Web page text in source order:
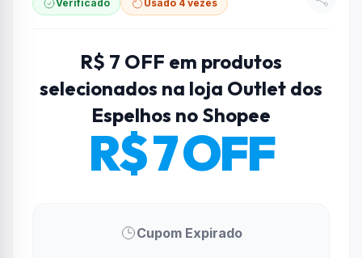
Verificado Usado 4 vezes
R$ 7 OFF em produtos
selecionados na loja Outlet dos
Espelhos no Shopee
R$ 7 OFF
Cupom Expirado